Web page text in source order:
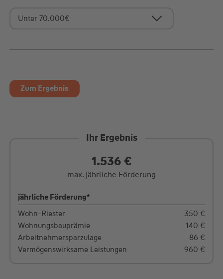
Zum Ergebnis
Ihr Ergebnis
1.536€
max. jährliche Förderung
jährliche Förderung*
Wohn-Riester
350 €
Wohnungsbauprämie
140 €
Arbeitnehmersparzulage
86 €
Vermögenswirksame Leistungen
960 €